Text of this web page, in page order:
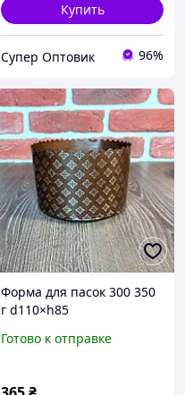
Купить
Супер Оптовик 96%
Форма для пасок 300 350
г d110×h85
бумажные формы для
Готово к отправке